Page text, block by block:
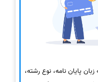
پایان نامه، نوع رشته،